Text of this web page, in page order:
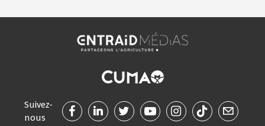
Suivez-
nous